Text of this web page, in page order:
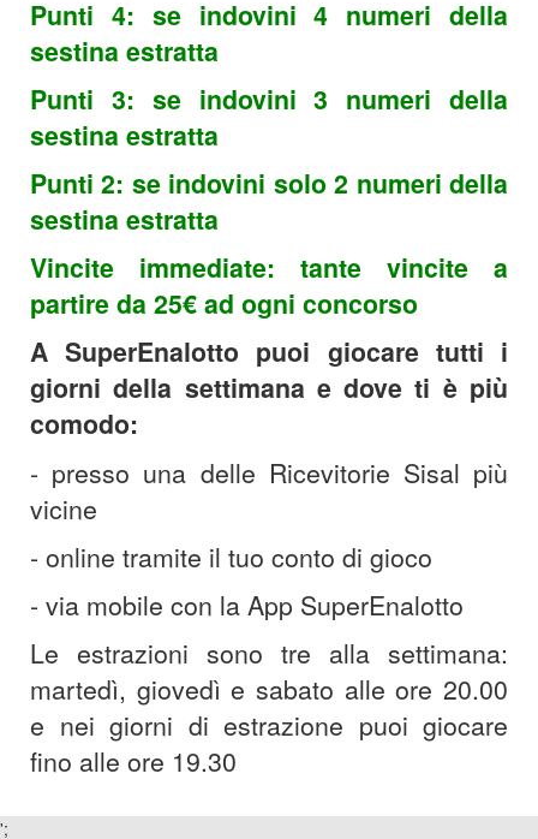
Punti 4: se indovini 4 numeri della
sestina estratta
Punti 3: se indovini 3 numeri della
sestina estratta
Punti 2: se indovini solo 2 numeri della
sestina estratta
Vincite immediate: tante vincite a
partire da 25€ ad ogni concorso
A SuperEnalotto puoi giocare tutti i
giorni della settimana e dove ti è più
comodo:
- presso una delle Ricevitorie Sisal più
vicine
- online tramite il tuo conto di gioco
- via mobile con la App SuperEnalotto
Le estrazioni sono tre alla settimana:
martedì, giovedì e sabato alle ore 20.00
e nei giorni di estrazione puoi giocare
fino alle ore 19.30
';